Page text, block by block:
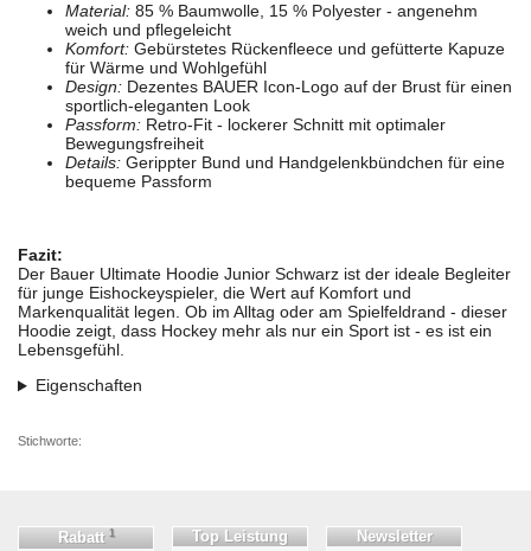
Material: 85 % Baumwolle, 15 % Polyester - angenehm
weich und pflegeleicht
Komfort: Gebürstetes Rückenfleece und gefütterte Kapuze
für Wärme und Wohlgefühl
Design: Dezentes BAUER Icon-Logo auf der Brust für einen
sportlich-eleganten Look
Passform: Retro-Fit - lockerer Schnitt mit optimaler
Bewegungsfreiheit
Details: Gerippter Bund und Handgelenkbündchen für eine
bequeme Passform
Fazit:
Der Bauer Ultimate Hoodie Junior Schwarz ist der ideale Begleiter
für junge Eishockeyspieler, die Wert auf Komfort und
Markenqualität legen. Ob im Alltag oder am Spielfeldrand - dieser
Hoodie zeigt, dass Hockey mehr als nur ein Sport ist - es ist ein
Lebensgefühl.
Eigenschaften
Stichworte:
Rabatt 1 Top Leistung Newsletter